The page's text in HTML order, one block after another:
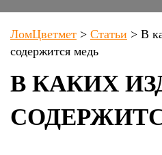
ЛомЦветмет > Статьи > В
содержится медь
В КАКИХ